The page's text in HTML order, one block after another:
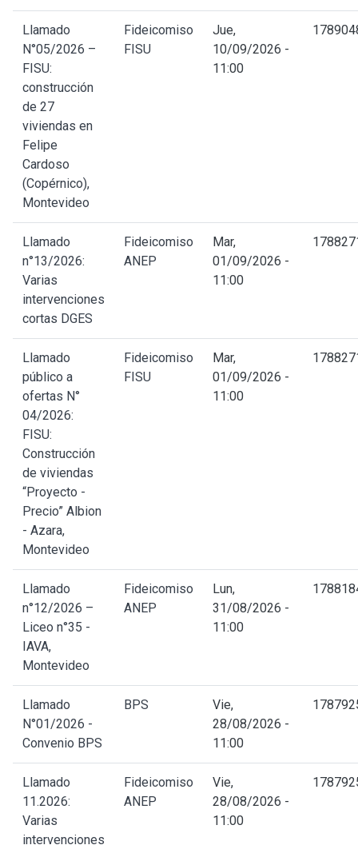
Llamado
N°05/2026 –
FISU:
construcción
de 27
viviendas en
Felipe
Cardoso
(Copérnico),
Montevideo
Fideicomiso
FISU
Jue,
10/09/2026 -
11:00
Llamado
n°13/2026:
Varias
intervenciones
cortas DGES
Fideicomiso
ANEP
Mar,
01/09/2026 -
11:00
Llamado
público a
ofertas N°
04/2026:
FISU:
Construcción
de viviendas
“Proyecto -
Precio” Albion
- Azara,
Montevideo
Fideicomiso
FISU
Mar,
01/09/2026 -
11:00
Llamado
n°12/2026 –
Liceo n°35 -
IAVA,
Montevideo
Fideicomiso
ANEP
Lun,
31/08/2026 -
11:00
Llamado
N°01/2026 -
Convenio BPS
BPS
Vie,
28/08/2026 -
11:00
Llamado
11.2026:
Varias
intervenciones
Fideicomiso
ANEP
Vie,
28/08/2026 -
11:00